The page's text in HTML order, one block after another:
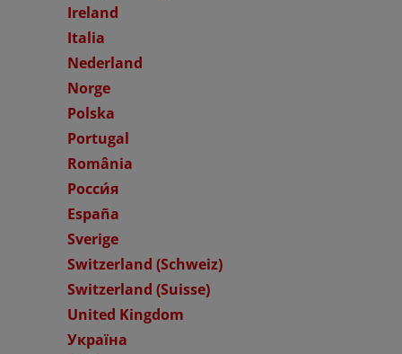
Ireland
Italia
Nederland
Norge
Polska
Portugal
România
Росси́я
España
Sverige
Switzerland (Schweiz)
Switzerland (Suisse)
United Kingdom
Україна